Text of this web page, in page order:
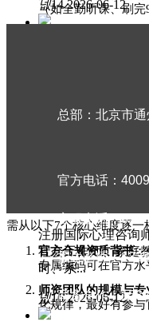
（如全勤听课、刷
隐瞒报考要求，承诺
需从以下7个核心维度逐一
官方合规资质背书：
专属编码可在官方水
师资团队的规模与专
化规律，最好有参与
넶14 2026-06-12
师成长社群管理经
时、个人...
注册国际心理咨询
社会工作师、家庭
时、系...
넶16 2026-06-12
总部：北京市
官方电话：
客服电话：
招生老师：
商务合作：